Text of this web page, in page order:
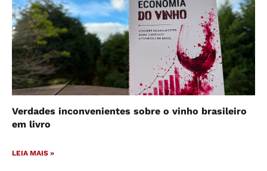
Verdades inconvenientes sobre o vinho brasileiro
em livro
LEIA MAIS »